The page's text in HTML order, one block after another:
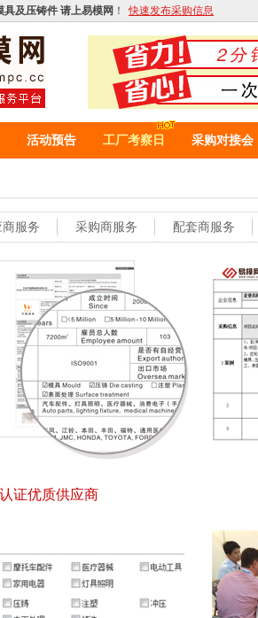
具及压铸件 请上易模网 ！ 快速发布采购信息
活动预告 工厂考察日 采购对接会
服务 采购商服务 配套商服务
证优质供应商